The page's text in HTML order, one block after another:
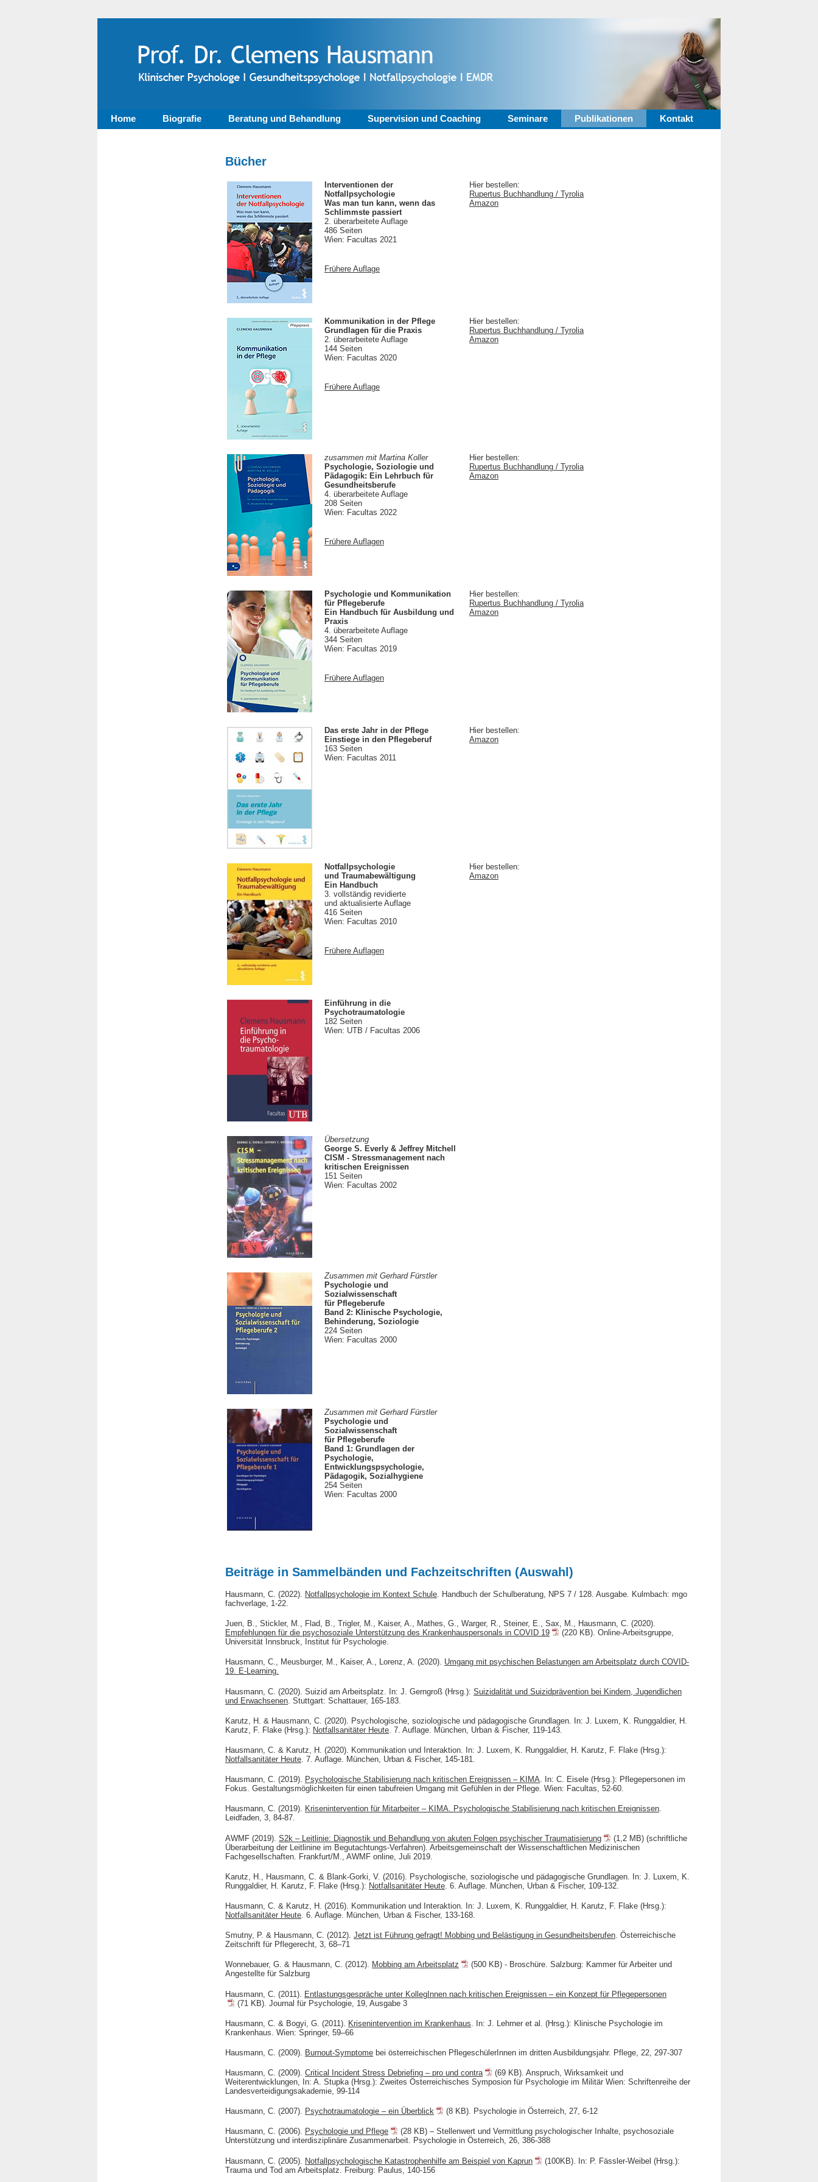
Home Biografie Beratung und Behandlung Supervision und Coaching Seminare Publikationen Kontakt
Bücher
Interventionen der
Notfallpsychologie
Was man tun kann, wenn das
Schlimmste passiert
2. überarbeitete Auflage
486 Seiten
Wien: Facultas 2021
Frühere Auflage
Hier bestellen:
Rupertus Buchhandlung / Tyrolia
Amazon
Kommunikation in der Pflege
Grundlagen für die Praxis
2. überarbeitete Auflage
144 Seiten
Wien: Facultas 2020
Frühere Auflage
Hier bestellen:
Rupertus Buchhandlung / Tyrolia
Amazon
zusammen mit Martina Koller
Psychologie, Soziologie und
Pädagogik: Ein Lehrbuch für
Gesundheitsberufe
4. überarbeitete Auflage
208 Seiten
Wien: Facultas 2022
Frühere Auflagen
Hier bestellen:
Rupertus Buchhandlung / Tyrolia
Amazon
Psychologie und Kommunikation
für Pflegeberufe
Ein Handbuch für Ausbildung und
Praxis
4. überarbeitete Auflage
344 Seiten
Wien: Facultas 2019
Frühere Auflagen
Hier bestellen:
Rupertus Buchhandlung / Tyrolia
Amazon
Das erste Jahr in der Pflege
Einstiege in den Pflegeberuf
163 Seiten
Wien: Facultas 2011
Hier bestellen:
Amazon
Notfallpsychologie
und Traumabewältigung
Ein Handbuch
3. vollständig revidierte
und aktualisierte Auflage
416 Seiten
Wien: Facultas 2010
Frühere Auflagen
Hier bestellen:
Amazon
Einführung in die
Psychotraumatologie
182 Seiten
Wien: UTB / Facultas 2006
Übersetzung
George S. Everly & Jeffrey Mitchell
CISM - Stressmanagement nach
kritischen Ereignissen
151 Seiten
Wien: Facultas 2002
Zusammen mit Gerhard Fürstler
Psychologie und
Sozialwissenschaft
für Pflegeberufe
Band 2: Klinische Psychologie,
Behinderung, Soziologie
224 Seiten
Wien: Facultas 2000
Zusammen mit Gerhard Fürstler
Psychologie und
Sozialwissenschaft
für Pflegeberufe
Band 1: Grundlagen der
Psychologie,
Entwicklungspsychologie,
Pädagogik, Sozialhygiene
254 Seiten
Wien: Facultas 2000
Beiträge in Sammelbänden und Fachzeitschriften (Auswahl)
Hausmann, C. (2022). Notfallpsychologie im Kontext Schule. Handbuch der Schulberatung, NPS 7 / 128. Ausgabe. Kulmbach: mgo
fachverlage, 1-22.
Juen, B., Stickler, M., Flad, B., Trigler, M., Kaiser, A., Mathes, G., Warger, R., Steiner, E., Sax, M., Hausmann, C. (2020).
Empfehlungen für die psychosoziale Unterstützung des Krankenhauspersonals in COVID 19
(220 KB). Online-Arbeitsgruppe,
Universität Innsbruck, Institut für Psychologie.
Hausmann, C., Meusburger, M., Kaiser, A., Lorenz, A. (2020). Umgang mit psychischen Belastungen am Arbeitsplatz durch COVID-
19. E-Learning.
Hausmann, C. (2020). Suizid am Arbeitsplatz. In: J. Gerngroß (Hrsg.): Suizidalität und Suizidprävention bei Kindern, Jugendlichen
und Erwachsenen . Stuttgart: Schattauer, 165-183.
Karutz, H. & Hausmann, C. (2020). Psychologische, soziologische und pädagogische Grundlagen. In: J. Luxem, K. Runggaldier, H.
Karutz, F. Flake (Hrsg.): Notfallsanitäter Heute . 7. Auflage. München, Urban & Fischer, 119-143.
Hausmann, C. & Karutz, H. (2020). Kommunikation und Interaktion. In: J. Luxem, K. Runggaldier, H. Karutz, F. Flake (Hrsg.):
Notfallsanitäter Heute. 7. Auflage. München, Urban & Fischer, 145-181.
Hausmann, C. (2019). Psychologische Stabilisierung nach kritischen Ereignissen – KIMA. In: C. Eisele (Hrsg.): Pflegepersonen im
Fokus. Gestaltungsmöglichkeiten für einen tabufreien Umgang mit Gefühlen in der Pflege. Wien: Facultas, 52-60.
Hausmann, C. (2019). Krisenintervention für Mitarbeiter – KIMA. Psychologische Stabilisierung nach kritischen Ereignissen.
Leidfaden, 3, 84-87.
AWMF (2019). S2k – Leitlinie: Diagnostik und Behandlung von akuten Folgen psychischer Traumatisierung
(1,2 MB) (schriftliche
Überarbeitung der Leitlinine im Begutachtungs-Verfahren). Arbeitsgemeinschaft der Wissenschaftlichen Medizinischen
Fachgesellschaften. Frankfurt/M., AWMF online, Juli 2019.
Karutz, H., Hausmann, C. & Blank-Gorki, V. (2016). Psychologische, soziologische und pädagogische Grundlagen. In: J. Luxem, K.
Runggaldier, H. Karutz, F. Flake (Hrsg.): Notfallsanitäter Heute . 6. Auflage. München, Urban & Fischer, 109-132.
Hausmann, C. & Karutz, H. (2016). Kommunikation und Interaktion. In: J. Luxem, K. Runggaldier, H. Karutz, F. Flake (Hrsg.):
Notfallsanitäter Heute . 6. Auflage. München, Urban & Fischer, 133-168.
Smutny, P. & Hausmann, C. (2012). Jetzt ist Führung gefragt! Mobbing und Belästigung in Gesundheitsberufen. Österreichische
Zeitschrift für Pflegerecht, 3, 68–71
Wonnebauer, G. & Hausmann, C. (2012). Mobbing am Arbeitsplatz
(500 KB) - Broschüre. Salzburg: Kammer für Arbeiter und
Angestellte für Salzburg
Hausmann, C. (2011). Entlastungsgespräche unter KollegInnen nach kritischen Ereignissen – ein Konzept für Pflegepersonen
(71 KB). Journal für Psychologie, 19, Ausgabe 3
Hausmann, C. & Bogyi, G. (2011). Krisenintervention im Krankenhaus . In: J. Lehrner et al. (Hrsg.): Klinische Psychologie im
Krankenhaus. Wien: Springer, 59–66
Hausmann, C. (2009). Burnout-Symptome bei österreichischen PflegeschülerInnen im dritten Ausbildungsjahr. Pflege, 22, 297-307
Hausmann, C. (2009). Critical Incident Stress Debriefing – pro und contra
(69 KB). Anspruch, Wirksamkeit und
Weiterentwicklungen, In: A. Stupka (Hrsg.): Zweites Österreichisches Symposion für Psychologie im Militär Wien: Schriftenreihe der
Landesverteidigungsakademie, 99-114
Hausmann, C. (2007). Psychotraumatologie – ein Überblick (8 KB). Psychologie in Österreich, 27, 6-12
Hausmann, C. (2006). Psychologie und Pflege
(28 KB) – Stellenwert und Vermittlung psychologischer Inhalte, psychosoziale
Unterstützung und interdisziplinäre Zusammenarbeit. Psychologie in Österreich, 26, 386-388
Hausmann, C. (2005). Notfallpsychologische Katastrophenhilfe am Beispiel von Kaprun
(100KB). In: P. Fässler-Weibel (Hrsg.):
Trauma und Tod am Arbeitsplatz. Freiburg: Paulus, 140-156